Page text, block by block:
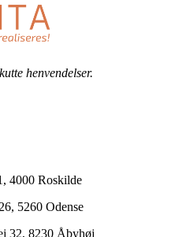
henvendelser.
4000 Roskilde
5260 Odense
32, 8230 Åbyhøj